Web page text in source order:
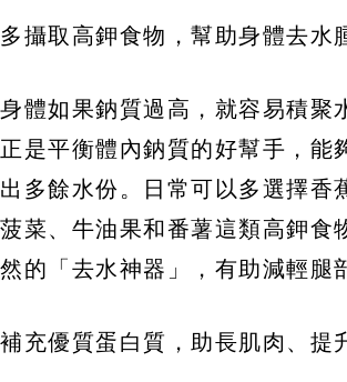
多攝取高鉀食物，幫助身體去水
身體如果鈉質過高，就容易積聚
正是平衡體內鈉質的好幫手，能
出多餘水份。日常可以多選擇香
菠菜、牛油果和番薯這類高鉀食
然的「去水神器」，有助減輕腿
補充優質蛋白質，助長肌肉、提